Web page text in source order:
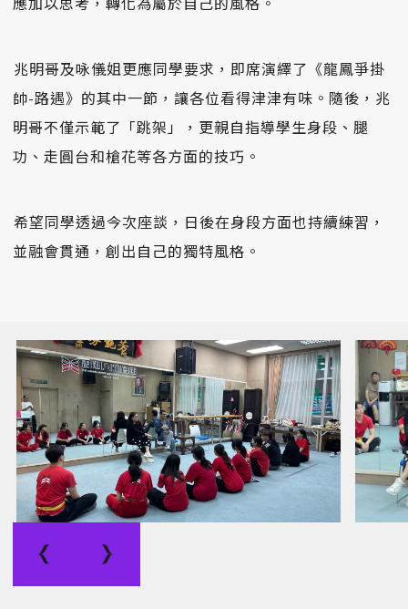
應加以思考，轉化為屬於自己的風格。
󠀠兆明哥及咏儀姐更應同學要求，即席演繹了《龍鳳爭掛
帥-路遇》的其中一節，讓各位看得津津有味。隨後，兆
明哥不僅示範了「跳架」，更親自指導學生身段、腿
功、走圓台和槍花等各方面的技巧。
󠀠希望同學透過今次座談，日後在身段方面也持續練習，
並融會貫通，創出自己的獨特風格。